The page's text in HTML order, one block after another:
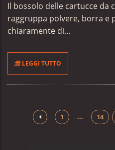
Il bossolo delle cartucce da
raggruppa polvere, borra e
chiaramente di...
LEGGI TUTTO
1 ... 14